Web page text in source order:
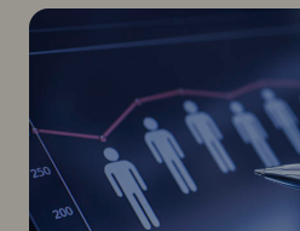
Tall som forteller: Slik